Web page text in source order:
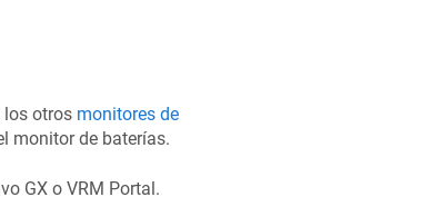
otros monitores de
monitor de baterías.
GX o VRM Portal.